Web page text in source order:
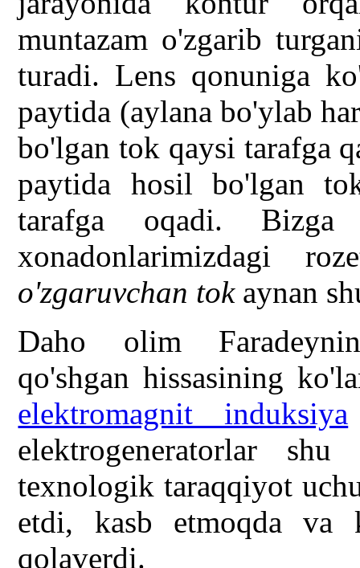
muntazam o'zgarib
turadi. Lens qonuniga
paytida (aylana bo'ylab
bo'lgan tok qaysi tarafga
paytida hosil bo'lgan
tarafga oqadi.
xonadonlarimizdagi
o'zgaruvchan tokaynan
Daho olim
qo'shgan hissasining
elektromagnit induksiya
elektrogeneratorlar shu
texnologik taraqqiyot
etdi, kasb etmoqda va
qolaverdi.